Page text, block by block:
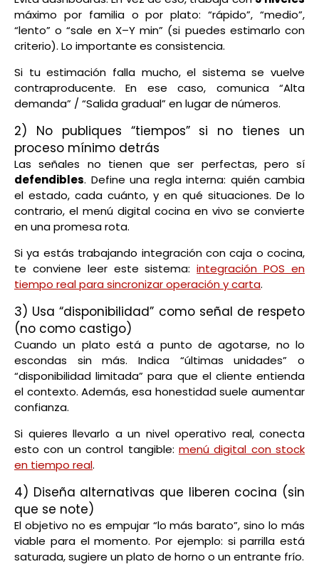
máximo por familia o por plato: “rápido”, “medio”,
“lento” o “sale en X–Y min” (si puedes estimarlo con
criterio). Lo importante es consistencia.
Si tu estimación falla mucho, el sistema se vuelve
contraproducente. En ese caso, comunica “Alta
demanda” / “Salida gradual” en lugar de números.
2) No publiques “tiempos” si no tienes un
proceso mínimo detrás
Las señales no tienen que ser perfectas, pero sí
defendibles. Define una regla interna: quién cambia
el estado, cada cuánto, y en qué situaciones. De lo
contrario, el menú digital cocina en vivo se convierte
en una promesa rota.
Si ya estás trabajando integración con caja o cocina,
te conviene leer este sistema:integración POS en
tiempo real para sincronizar operación y carta.
3) Usa “disponibilidad” como señal de respeto
(no como castigo)
Cuando un plato está a punto de agotarse, no lo
escondas sin más. Indica “últimas unidades” o
“disponibilidad limitada” para que el cliente entienda
el contexto. Además, esa honestidad suele aumentar
confianza.
Si quieres llevarlo a un nivel operativo real, conecta
esto con un control tangible: menú digital con stock
en tiempo real.
4) Diseña alternativas que liberen cocina (sin
que se note)
El objetivo no es empujar “lo más barato”, sino lo más
viable para el momento. Por ejemplo: si parrilla está
saturada, sugiere un plato de horno o un entrante frío.